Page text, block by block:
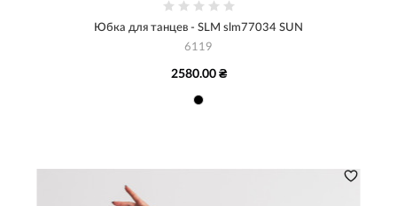
Юбка для танцев - SLM slm77034 SUN
6119
2580.00 ₴